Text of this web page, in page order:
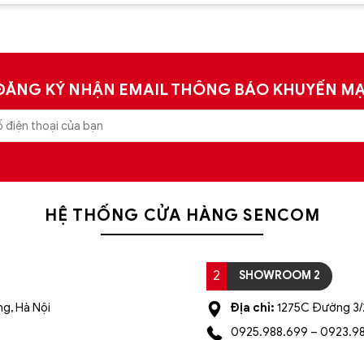
KÝ NHẬN EMAIL THÔNG BÁO KHUYẾN
HỆ THỐNG CỬA HÀNG SENCOM
Hà Nội
2 SHOWROOM 2
Địa chỉ: 1275C Đường 3/
0925.988.699 –